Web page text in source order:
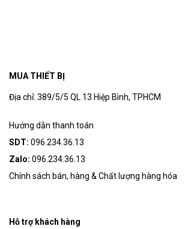
MUA THIẾT BỊ
Địa chỉ: 389/5/5 QL 13 Hiệp Bình, TPHCM
Hướng dẫn thanh toán
SDT: 096.234.36.13
Zalo: 096.234.36.13
Chính sách bán, hàng & Chất lượng hàng hóa
Hỗ trợ khách hàng